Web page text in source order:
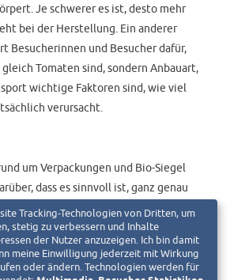
Je schwerer es ist, desto mehr
bei der Herstellung. Ein anderer
Besucherinnen und Besucher dafür,
Tomaten sind, sondern Anbauart,
wichtige Faktoren sind, wie viel
verursacht.
um Verpackungen und Bio-Siegel
dass es sinnvoll ist, ganz genau
wird auch das Potenzial, mit dem
vier Wänden etwas für die Umwelt
längst nicht nur darauf ankommt, was
sondern wie: So werden verschiedene
Tracking-Technologien von Dritten, um
stetig zu verbessern und Inhalte
der Nutzer anzuzeigen. Ich bin damit
meine Einwilligung jederzeit mit Wirkung
oder ändern. Technologien werden für